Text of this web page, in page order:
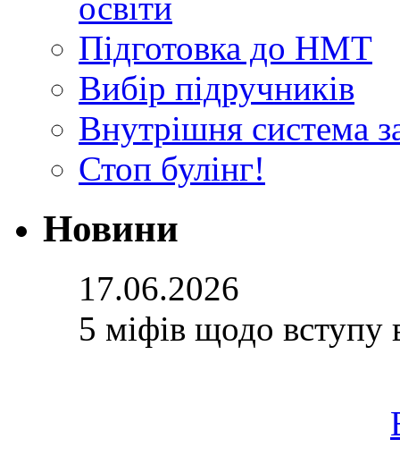
освіти
Підготовка до НМТ
Вибір підручників
Внутрішня система
Стоп булінг!
Новини
17.06.2026
5 міфів щодо вступу